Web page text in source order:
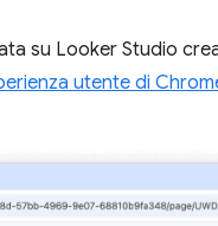
su Looker Studio
utente di